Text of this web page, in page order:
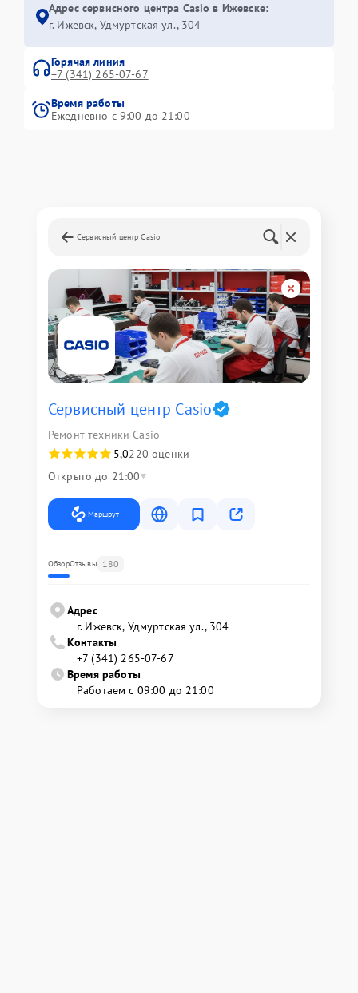
Адрес сервисного центра Casio в Ижевске:
г. Ижевск, Удмуртская ул., 304
Горячая линия
+7 (341) 265-07-67
Время работы
Ежедневно с 9:00 до 21:00
Сервисный центр Casio
Сервисный центр Casio
Ремонт техники Casio
5,0220 оценки
Открыто до 21:00
Маршрут
ОбзорОтзывы 180
Адрес
г. Ижевск, Удмуртская ул., 304
Контакты
+7 (341) 265-07-67
Время работы
Работаем с 09:00 до 21:00